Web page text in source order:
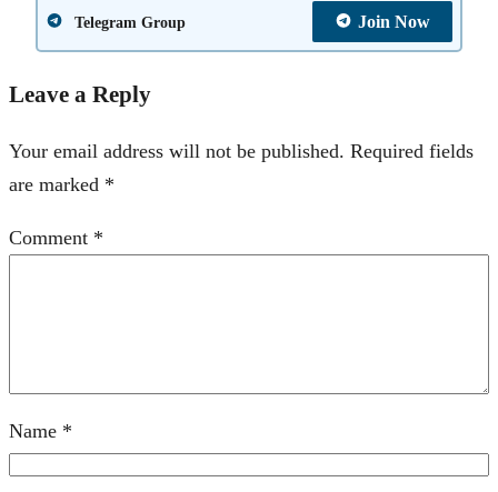
Telegram Group Join Now
Leave a Reply
Your email address will not be published. Required fields
are marked *
Comment *
Name *